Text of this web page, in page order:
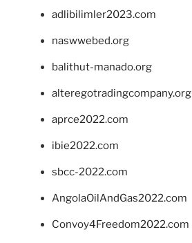
adlibilimler2023.com
naswwebed.org
balithut-manado.org
alteregotradingcompany.org
aprce2022.com
ibie2022.com
sbcc-2022.com
AngolaOilAndGas2022.com
Convoy4Freedom2022.com